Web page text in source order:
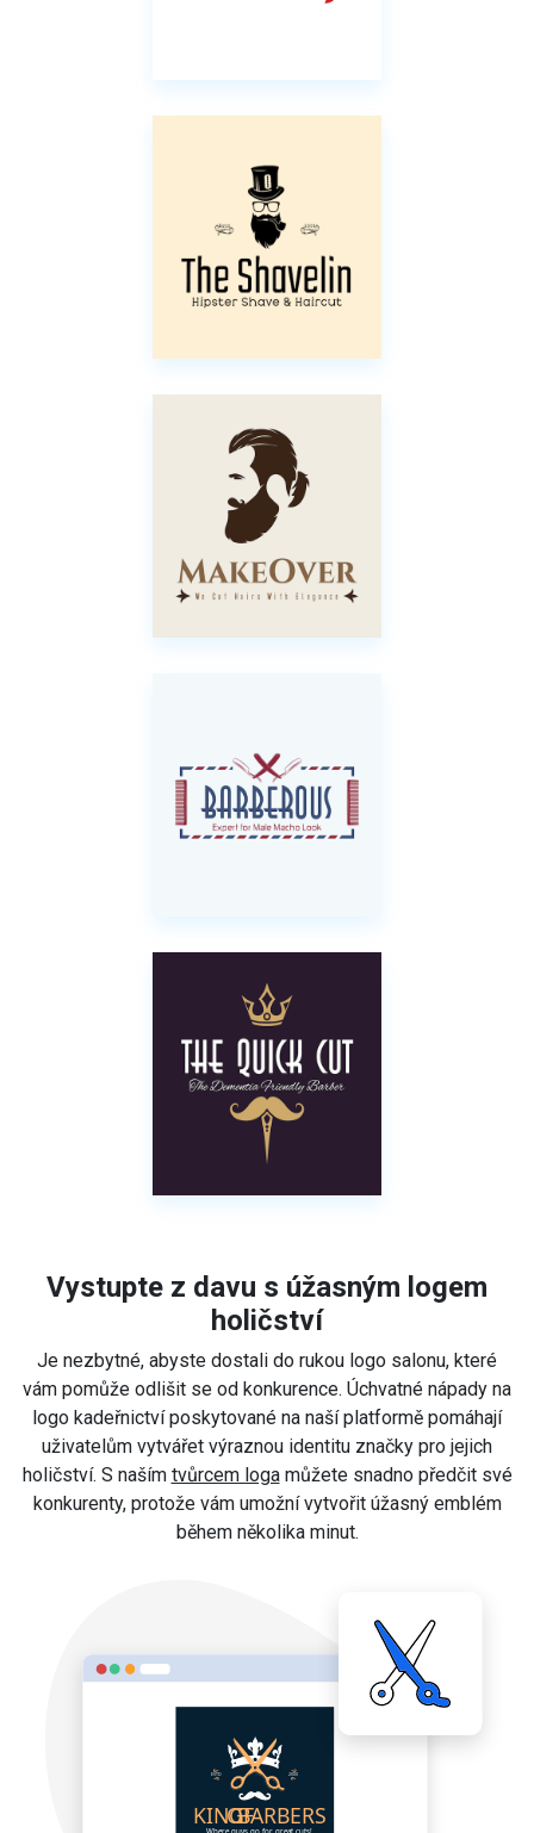
Vystupte z davu s úžasným logem
holičství
Je nezbytné, abyste dostali do rukou logo salonu, které
vám pomůže odlišit se od konkurence. Úchvatné nápady na
logo kadeřnictví poskytované na naší platformě pomáhají
uživatelům vytvářet výraznou identitu značky pro jejich
holičství. S naším tvůrcem logamůžete snadno předčit své
konkurenty, protože vám umožní vytvořit úžasný emblém
během několika minut.